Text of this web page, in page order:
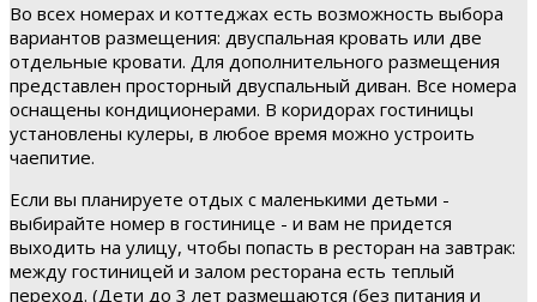
Во всех номерах и коттеджах есть возможность выбора
вариантов размещения: двуспальная кровать или две
отдельные кровати. Для дополнительного размещения
представлен просторный двуспальный диван. Все номера
оснащены кондиционерами. В коридорах гостиницы
установлены кулеры, в любое время можно устроить
чаепитие.
Если вы планируете отдых с маленькими детьми -
выбирайте номер в гостинице - и вам не придется
выходить на улицу, чтобы попасть в ресторан на завтрак:
между гостиницей и залом ресторана есть теплый
переход. (Дети до 3 лет размещаются (без питания и